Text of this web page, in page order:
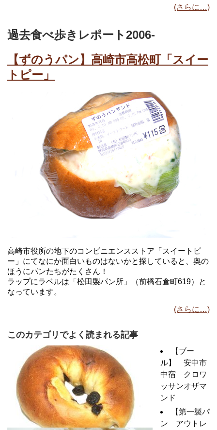
(さらに…)
過去食べ歩きレポート2006-
【ずのうパン】高崎市高松町「スイー
トピー」
高崎市役所の地下のコンビニエンスストア「スイートピ
ー」にてなにか面白いものはないかと探していると、奥の
ほうにパンたちがたくさん！
ラップにラベルは「松田製パン所」（前橋石倉町619）と
なっています。
(さらに…)
このカテゴリでよく読まれる記事
【ブー
ル】 安中市
中宿 クロワ
ッサンオザマ
ンド
【第一製パ
ン アウトレ